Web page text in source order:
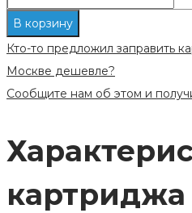
Картридж
совместимый
черный
В корзину
Кто-то предложил заправить
Москве дешевле?
Сообщите нам об этом и
картриджа